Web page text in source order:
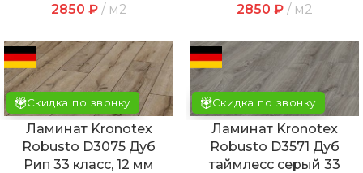
2850 ₽ м2
2850 ₽ м2
Скидка по звонку
Ламинат Kronotex
Robusto D3075 Дуб
Рип 33 класс, 12 мм
Скидка по звонку
Ламинат Kronotex
Robusto D3571 Дуб
таймлесс серый 33